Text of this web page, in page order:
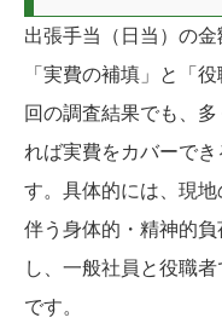
出張手当（日当）の
「実費の補填」と「
回の調査結果でも、
れば実費をカバーで
す。具体的には、現
伴う身体的・精神的
し、一般社員と役職
です。